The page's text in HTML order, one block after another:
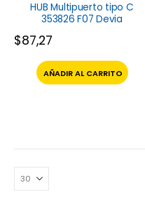
HUB Multipuerto tipo C
353826 F07 Devia
$87,27
AÑADIR AL CARRITO